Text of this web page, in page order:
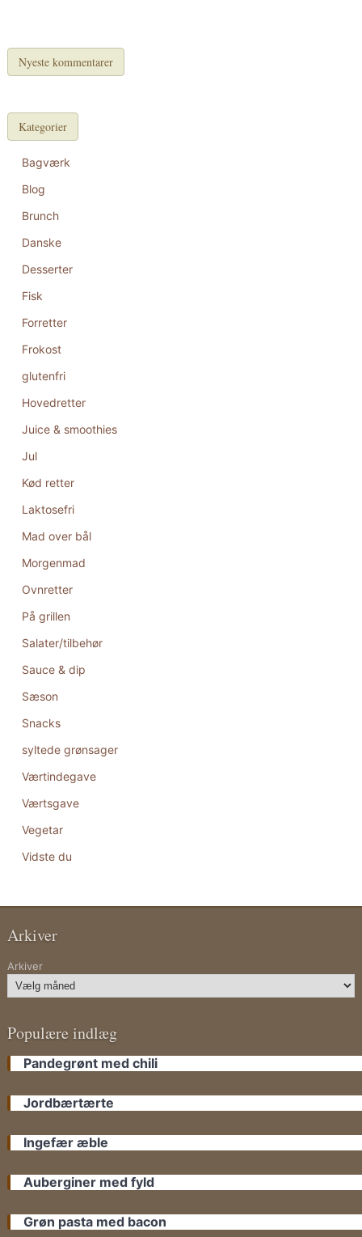
Nyeste kommentarer
Kategorier
Bagværk
Blog
Brunch
Danske
Desserter
Fisk
Forretter
Frokost
glutenfri
Hovedretter
Juice & smoothies
Jul
Kød retter
Laktosefri
Mad over bål
Morgenmad
Ovnretter
På grillen
Salater/tilbehør
Sauce & dip
Sæson
Snacks
syltede grønsager
Værtindegave
Værtsgave
Vegetar
Vidste du
Arkiver
Arkiver
Populære indlæg
Pandegrønt med chili
Jordbærtærte
Ingefær æble
Auberginer med fyld
Grøn pasta med bacon